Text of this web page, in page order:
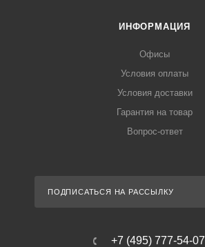
ИНФОРМАЦИЯ
Офисы
Условия оплаты
Условия доставки
Гарантия на товар
Вопрос-ответ
ПОДПИСАТЬСЯ НА РАССЫЛКУ
+7 (495) 777-54-07